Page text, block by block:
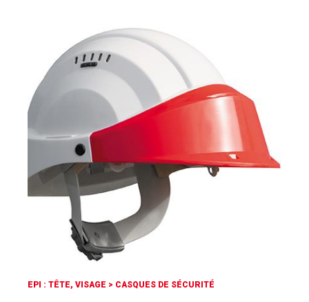
EPI : TÊTE, VISAGE > CASQUES DE SÉCURITÉ